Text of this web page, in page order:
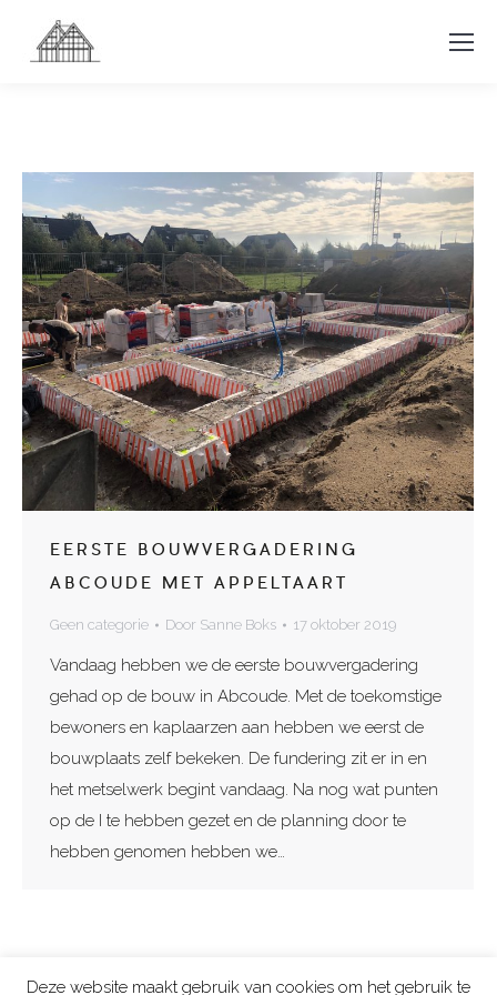
EERSTE BOUWVERGADERING
ABCOUDE MET APPELTAART
Geen categorie Door Sanne Boks 17 oktober 2019
Vandaag hebben we de eerste bouwvergadering
gehad op de bouw in Abcoude. Met de toekomstige
bewoners en kaplaarzen aan hebben we eerst de
bouwplaats zelf bekeken. De fundering zit er in en
het metselwerk begint vandaag. Na nog wat punten
op de I te hebben gezet en de planning door te
hebben genomen hebben we…
Deze website maakt gebruik van cookies om het gebruik te